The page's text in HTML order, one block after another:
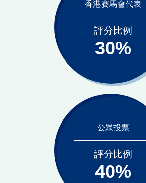
香港賽馬會代表
評分比例
30%
公眾投票
評分比例
40%